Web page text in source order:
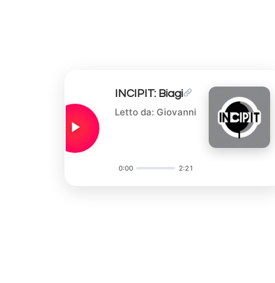
INCIPIT: Biagi
Letto da: Giovanni
0:00 2:21